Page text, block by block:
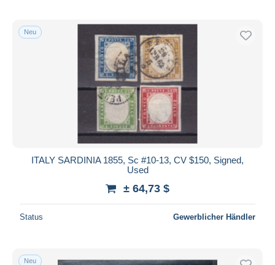
Neu
ITALY SARDINIA 1855, Sc #10-13, CV $150, Signed,
Used
± 64,73 $
Status Gewerblicher Händler
Neu